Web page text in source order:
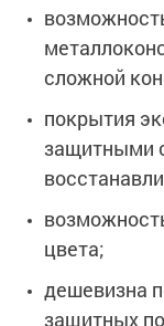
Промышленное
Промышленные
Толстослойные
Алюминиевые
Морозостойкие
Морозостойкие
Морозостойкие
Морозостойкие
сложной
покрытия
защитными
цвета;
дешевизна
защитных